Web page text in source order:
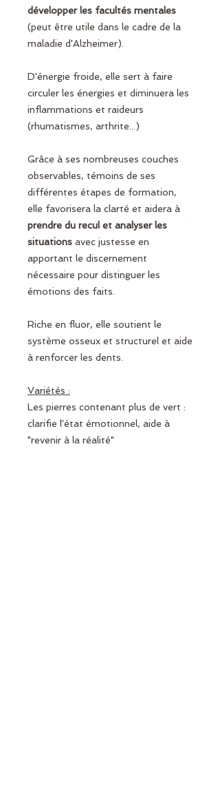
développer les facultés mentales
(peut être utile dans le cadre de la
maladie d'Alzheimer).
D'énergie froide, elle sert à faire
circuler les énergies et diminuera les
inflammations et raideurs
(rhumatismes, arthrite...)
Grâce à ses nombreuses couches
observables, témoins de ses
différentes étapes de formation,
elle favorisera la clarté et aidera à
prendre du recul et analyser les
situations avec justesse en
apportant le discernement
nécessaire pour distinguer les
émotions des faits.
Riche en fluor, elle soutient le
système osseux et structurel et aide
à renforcer les dents.
Variétés :
Les pierres contenant plus de vert :
clarifie l'état émotionnel, aide à
"revenir à la réalité"